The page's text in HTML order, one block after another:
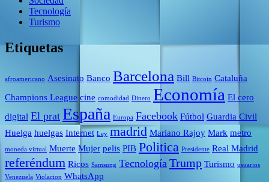
Tecnología
Turismo
Etiquetas
afroamericano Asesinato Banco Barcelona Bill Bitcoin Cataluña
Champions League cine comodidad Dinero Economía El cero
digital El prat España Europa Facebook Fútbol Guardia Civil
Huelga huelgas Internet Ley madrid Mariano Rajoy Mark metro
moneda virtual Muerte Mujer pelis PIB Politica Presidente Real Madrid
referéndum Ricos Samsung Tecnología Trump Turismo usuarios
Venezuela Violacion WhatsApp